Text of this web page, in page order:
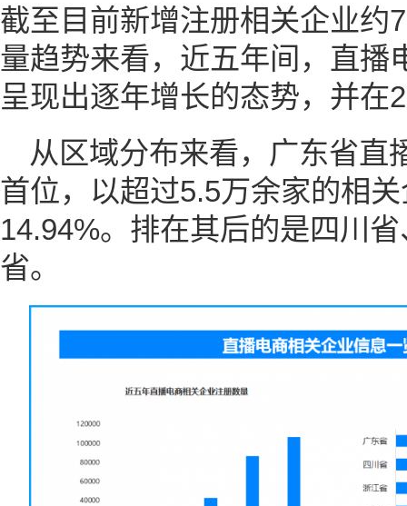
截至目前新增注册相关企业约
量趋势来看，近五年间，直播
呈现出逐年增长的态势，并在
从区域分布来看，广东省直
首位，以超过5.5万余家的相
14.94%。排在其后的是四川
省。